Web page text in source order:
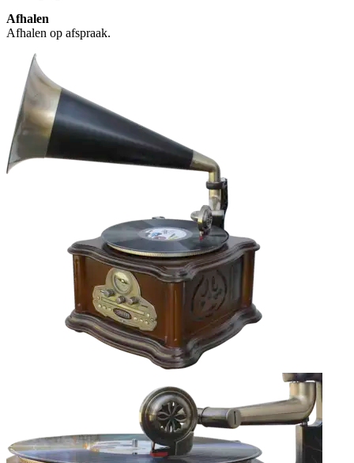
Afhalen
Afhalen op afspraak.